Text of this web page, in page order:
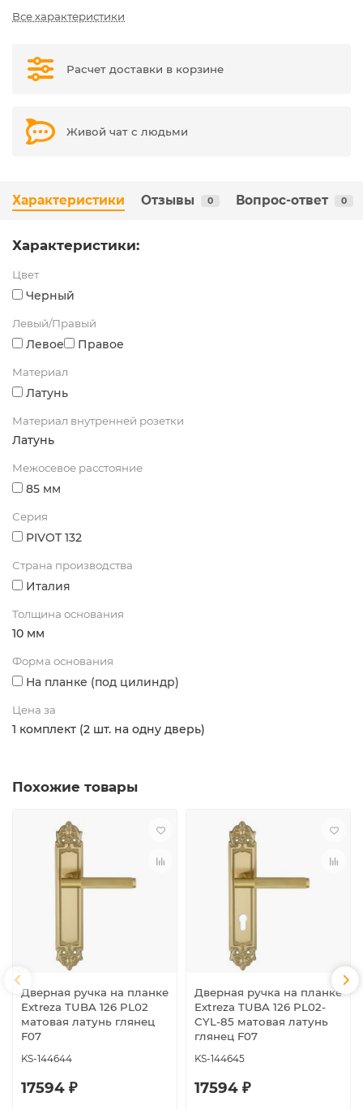
Все характеристики
Расчет доставки в корзине
Живой чат с людьми
Характеристики Отзывы 0 Вопрос-ответ 0
Характеристики:
Цвет
Черный
Левый/Правый
Левое Правое
Материал
Латунь
Материал внутренней розетки
Латунь
Межосевое расстояние
85 мм
Серия
PIVOT 132
Страна производства
Италия
Толщина основания
10 мм
Форма основания
На планке (под цилиндр)
Цена за
1 комплект (2 шт. на одну дверь)
Похожие товары
Дверная ручка на планке
Extreza TUBA 126 PL02
матовая латунь глянец
F07
KS-144644
17594 ₽
Дверная ручка на планке
Extreza TUBA 126 PL02-
CYL-85 матовая латунь
глянец F07
KS-144645
17594 ₽